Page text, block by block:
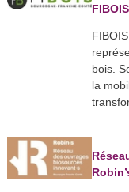
bois.
la